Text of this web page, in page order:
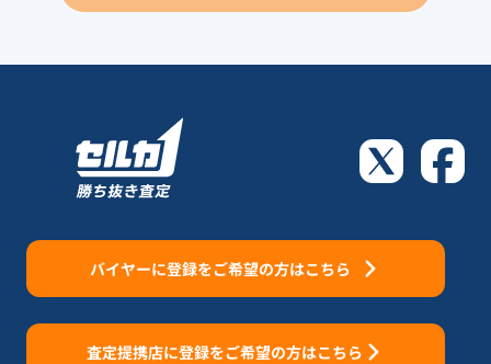
バイヤーに登録をご希望の方はこちら
査定提携店に登録をご希望の方はこちら